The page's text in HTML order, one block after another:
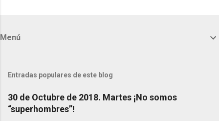
t
r
i
Menú
Entradas populares de este blog
30 de Octubre de 2018. Martes ¡No somos
“superhombres”!